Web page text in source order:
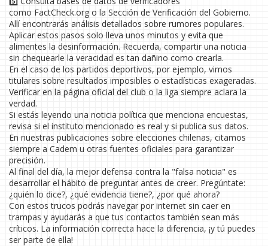
como FactCheck.org o la Sección de Verificación del Gobierno.
Allí encontrarás análisis detallados sobre rumores populares.
Aplicar estos pasos solo lleva unos minutos y evita que
alimentes la desinformación. Recuerda, compartir una noticia
sin chequearle la veracidad es tan dañino como crearla.
En el caso de los partidos deportivos, por ejemplo, vimos
titulares sobre resultados imposibles o estadísticas exageradas.
Verificar en la página oficial del club o la liga siempre aclara la
verdad.
Si estás leyendo una noticia política que menciona encuestas,
revisa si el instituto mencionado es real y si publica sus datos.
En nuestras publicaciones sobre elecciones chilenas, citamos
siempre a Cadem u otras fuentes oficiales para garantizar
precisión.
Al final del día, la mejor defensa contra la "falsa noticia" es
desarrollar el hábito de preguntar antes de creer. Pregúntate:
¿quién lo dice?, ¿qué evidencia tiene?, ¿por qué ahora?
Con estos trucos podrás navegar por internet sin caer en
trampas y ayudarás a que tus contactos también sean más
críticos. La información correcta hace la diferencia, ¡y tú puedes
ser parte de ella!